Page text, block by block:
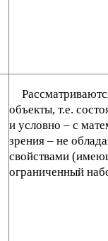
объекты, т.е.
и условно – с
зрения – не
свойствами
ограниченный